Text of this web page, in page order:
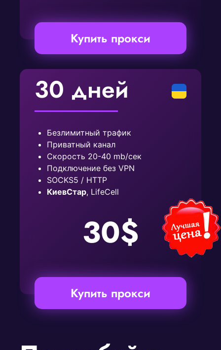
Купить прокси
30 дней
Безлимитный трафик
Приватный канал
Скорость 20-40 mb/сек
Подключение без VPN
SOCKS5 / HTTP
КиевСтар, LifeCell
30$
Купить прокси